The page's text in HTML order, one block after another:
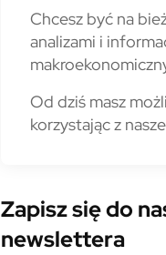
Chcesz być na
analizami i
Od dziś masz
korzystając z
Zapisz się do
newslettera